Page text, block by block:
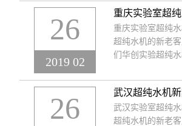
26
2019 02
重庆实验室超
重庆实验室超纯
超纯水机的新老
们华创实验超纯
26 武汉超纯水机
武汉实验室超纯
超纯水机的新老